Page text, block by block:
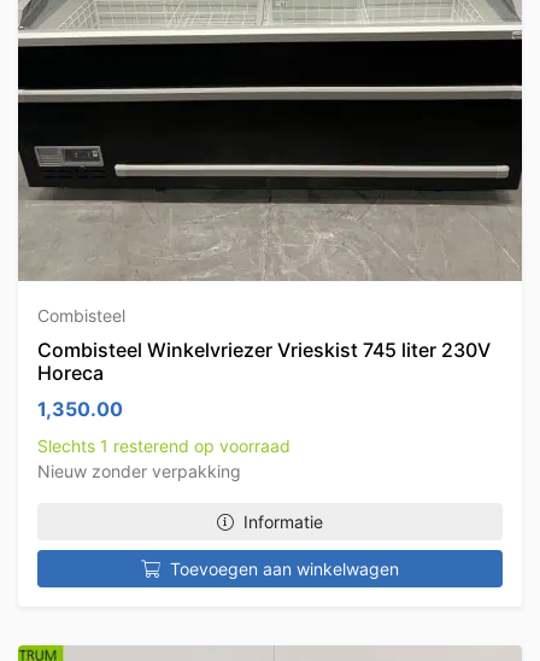
Combisteel
Combisteel Winkelvriezer Vrieskist 745 liter 230V
Horeca
1,350.00
Slechts 1 resterend op voorraad
Nieuw zonder verpakking
Informatie
Toevoegen aan winkelwagen